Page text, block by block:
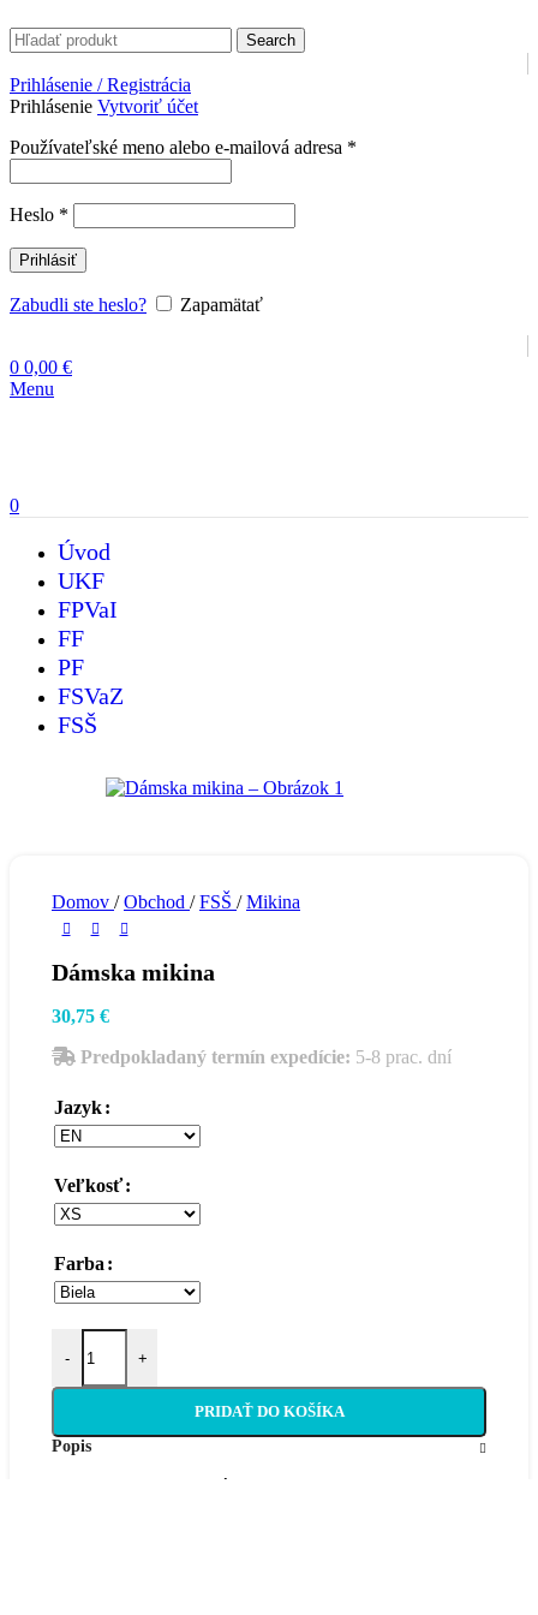
Search
Prihlásenie / Registrácia
Prihlásenie Vytvoriť účet
Používateľské meno alebo e-mailová adresa *
Heslo *
Prihlásiť
Zabudli ste heslo? Zapamätať
0 0,00 €
Menu
0
Úvod
UKF
FPVaI
FF
PF
FSVaZ
FSŠ
Domov / Obchod / FSŠ / Mikina
Dámska mikina
30,75 €
Predpokladaný termín expedície: 5-8 prac. dní
Jazyk
Veľkosť
Farba
-
množstvo Dámska mikina
+
PRIDAŤ DO KOŠÍKA
Popis
Objavte kolekciu unikátnych produktov Fakulty